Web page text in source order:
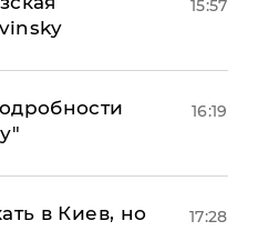
15:57
16:19
в Киев, но
17:28